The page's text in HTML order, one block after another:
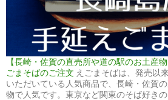
【長崎・佐賀の直売所や道の駅のお土産
ごまそばのご注文 えごまそばは、発売以
いただいている人気商品で、長崎・佐賀
物で人気です。東京など関東のそば好き